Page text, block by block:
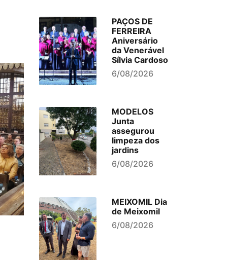
PAÇOS DE
FERREIRA
Aniversário
da Venerável
Sílvia Cardoso
6/08/2026
MODELOS
Junta
assegurou
limpeza dos
jardins
6/08/2026
MEIXOMIL Dia
de Meixomil
6/08/2026